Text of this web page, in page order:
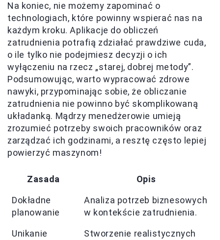
Na koniec, nie możemy zapominać o
technologiach, które powinny wspierać nas na
każdym kroku. Aplikacje do obliczeń
zatrudnienia potrafią zdziałać prawdziwe cuda,
o ile tylko nie podejmiesz decyzji o ich
wyłączeniu na rzecz „starej, dobrej metody”.
Podsumowując, warto wypracować zdrowe
nawyki, przypominając sobie, że obliczanie
zatrudnienia nie powinno być skomplikowaną
układanką. Mądrzy menedżerowie umieją
zrozumieć potrzeby swoich pracowników oraz
zarządzać ich godzinami, a resztę często lepiej
powierzyć maszynom!
Zasada Opis
Dokładne
planowanie
Analiza potrzeb biznesowych
w kontekście zatrudnienia.
Unikanie
Stworzenie realistycznych